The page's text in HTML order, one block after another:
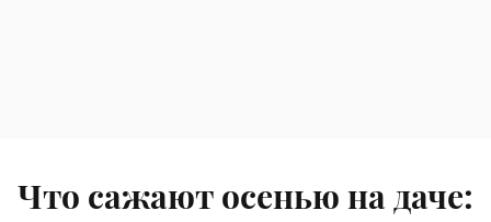
Что сажают осенью на даче: